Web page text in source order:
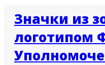
Значки из
логотипом